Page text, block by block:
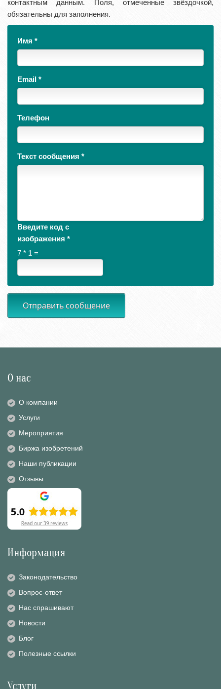
контактным данным. Поля, отмеченные звёздочкой,
обязательны для заполнения.
Имя *
Email *
Телефон
Текст сообщения *
Введите код с
изображения *
7 * 1 =
Отправить сообщение
О нас
О компании
Услуги
Мероприятия
Биржа изобретений
Наши публикации
Отзывы
Информация
Законодательство
Вопрос-ответ
Нас спрашивают
Новости
Блог
Полезные ссылки
Услуги